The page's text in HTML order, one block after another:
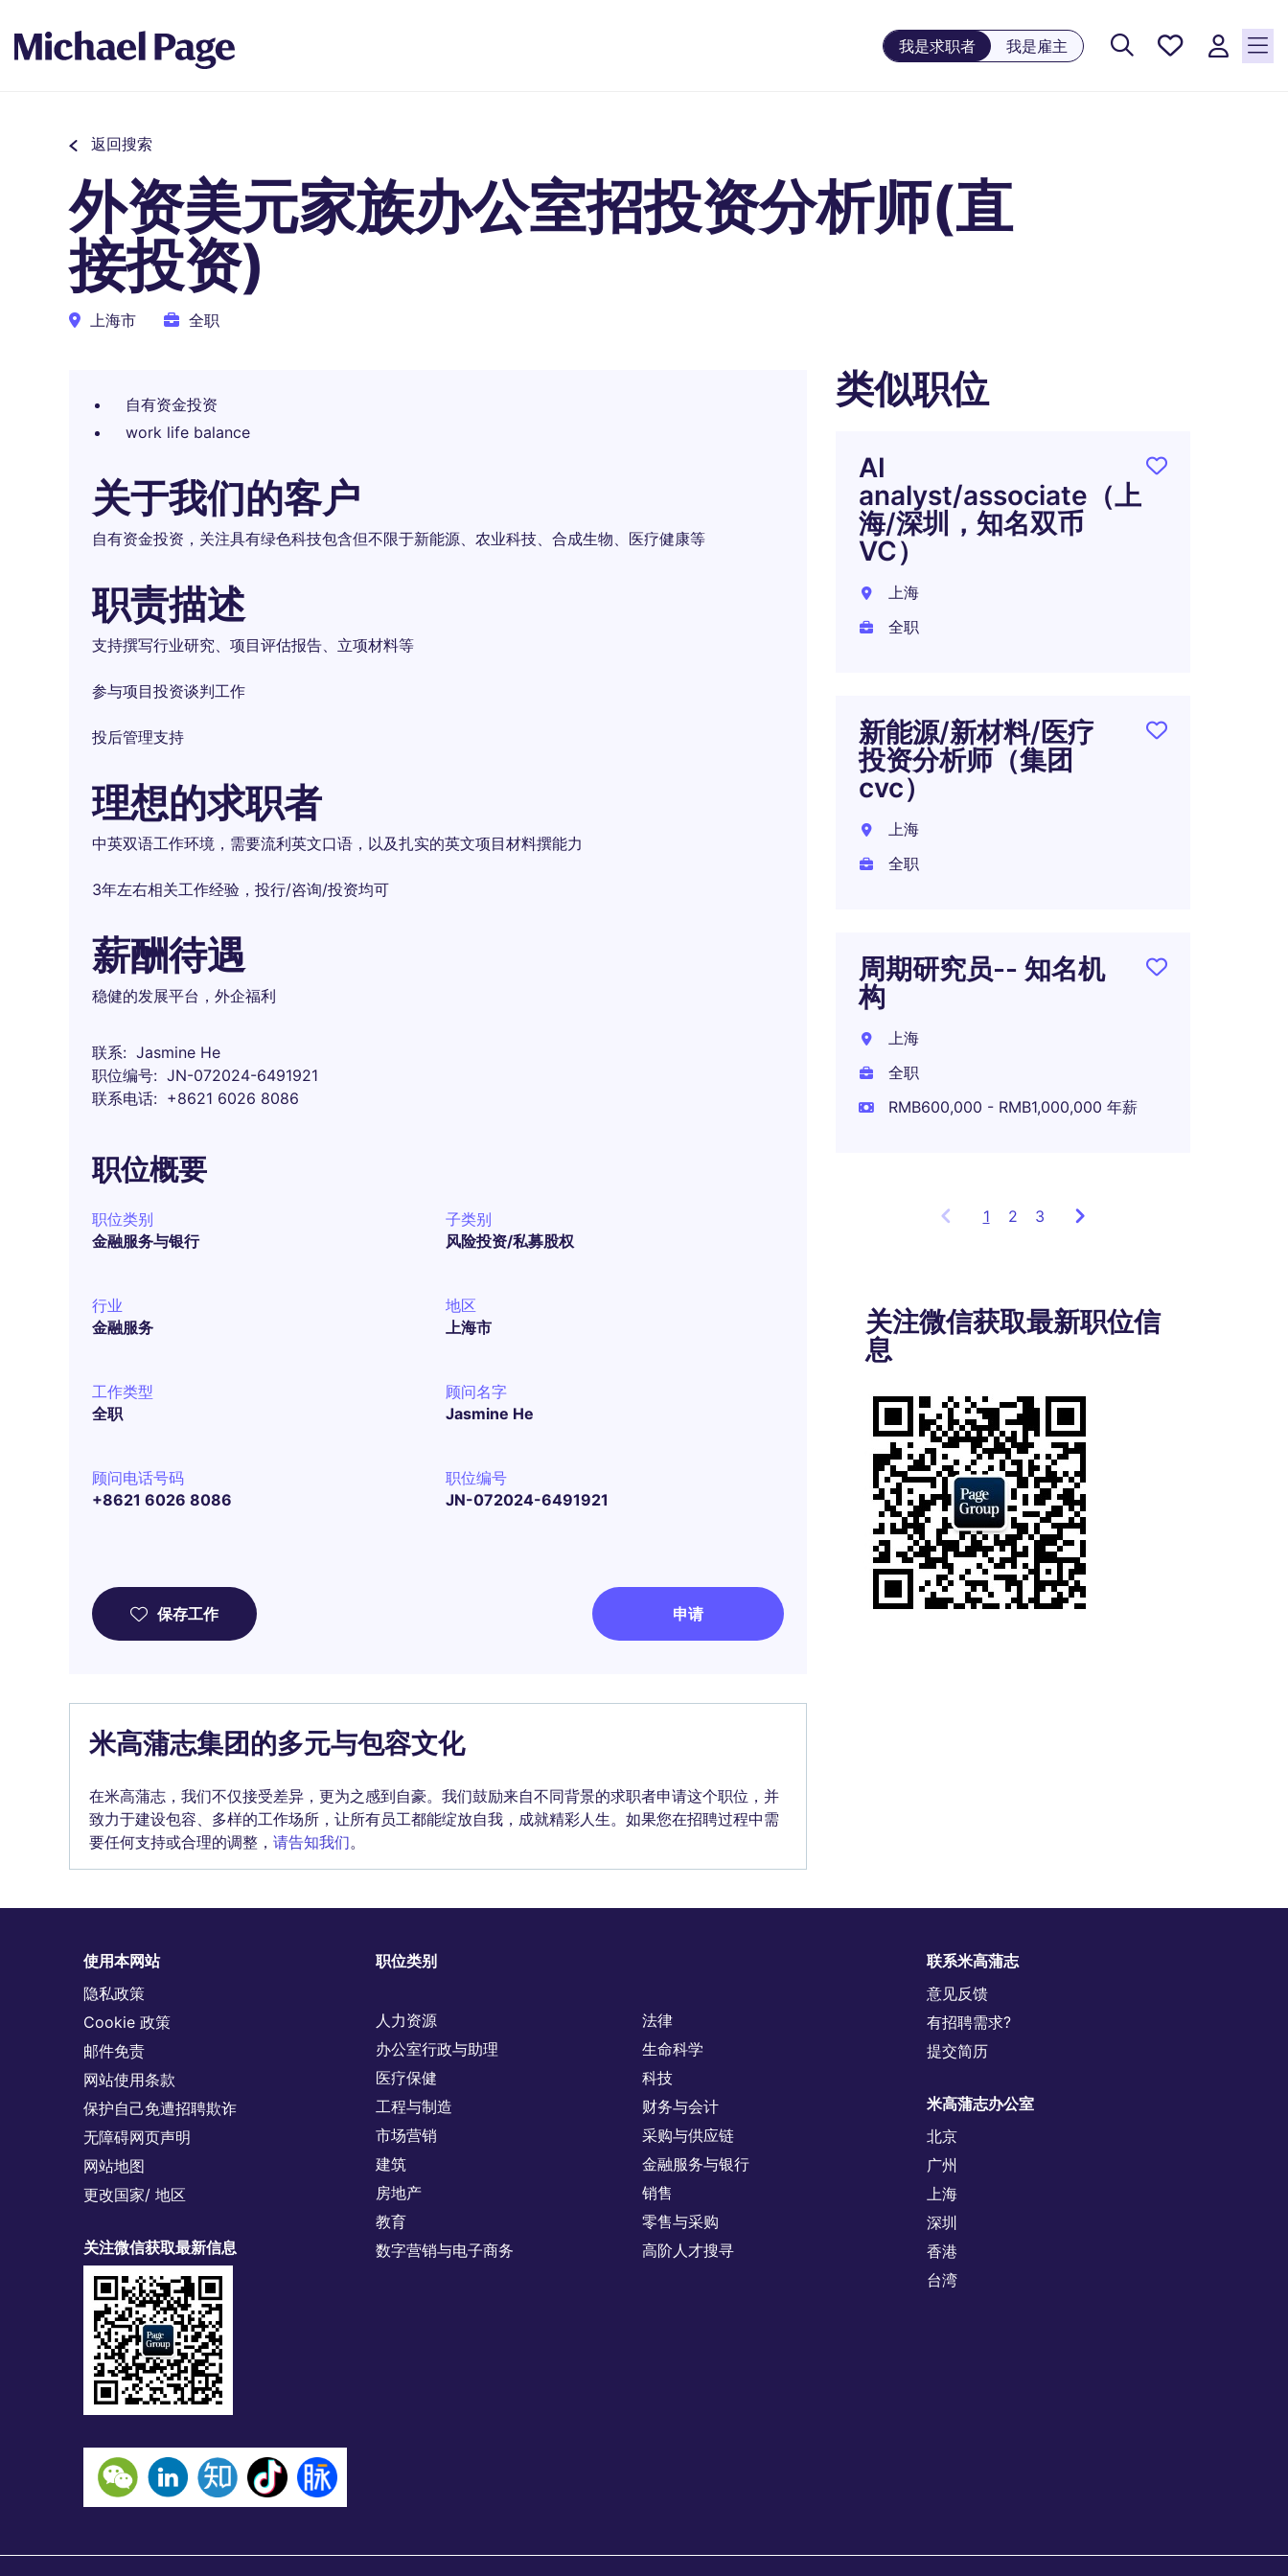
我是求职者 我是雇主
保存工
返回搜索
外资美元家族办公室招投资分析师(直
接投资)
上海市 全职
自有资金投资
work life balance
关于我们的客户
自有资金投资，关注具有绿色科技包含但不限于新能源、农业科技、合成生物、医疗健康等
职责描述
支持撰写行业研究、项目评估报告、立项材料等
参与项目投资谈判工作
投后管理支持
理想的求职者
中英双语工作环境，需要流利英文口语，以及扎实的英文项目材料撰能力
3年左右相关工作经验，投行/咨询/投资均可
薪酬待遇
稳健的发展平台，外企福利
联系
Jasmine He
职位编号
JN-072024-6491921
联系电话
+8621 6026 8086
职位概要
职位类别
金融服务与银行
子类别
风险投资/私募股权
行业
金融服务
地区
上海市
工作类型
全职
顾问名字
Jasmine He
顾问电话号码
+8621 6026 8086
职位编号
JN-072024-6491921
保存工作 申请
米高蒲志集团的多元与包容文化
在米高蒲志，我们不仅接受差异，更为之感到自豪。我们鼓励来自不同背景的求职者申请这个职位，并
致力于建设包容、多样的工作场所，让所有员工都能绽放自我，成就精彩人生。如果您在招聘过程中需
要任何支持或合理的调整， 请告知我们。
类似职位
AI
analyst/associate（上
海/深圳，知名双币
VC）
上海
全职
新能源/新材料/医疗
投资分析师（集团
cvc）
上海
全职
周期研究员-- 知名机
构
上海
全职
RMB600,000 - RMB1,000,000 年薪
1 Showing
3
of
2 3
关注微信获取最新职位信
息
使用本网站
隐私政策
Cookie 政策
邮件免责
网站使用条款
保护自己免遭招聘欺诈
无障碍网页声明
网站地图
更改国家/ 地区
关注微信获取最新信息
职位类别
人力资源
办公室行政与助理
医疗保健
工程与制造
市场营销
建筑
房地产
教育
数字营销与电子商务
法律
生命科学
科技
财务与会计
采购与供应链
金融服务与银行
销售
零售与采购
高阶人才搜寻
联系米高蒲志
意见反馈
有招聘需求?
提交简历
米高蒲志办公室
北京
广州
上海
深圳
香港
台湾